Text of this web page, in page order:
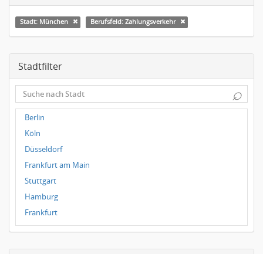
Stadt: München Berufsfeld: Zahlungsverkehr
Stadtfilter
⌕
Berlin
Köln
Düsseldorf
Frankfurt am Main
Stuttgart
Hamburg
Frankfurt
Dresden